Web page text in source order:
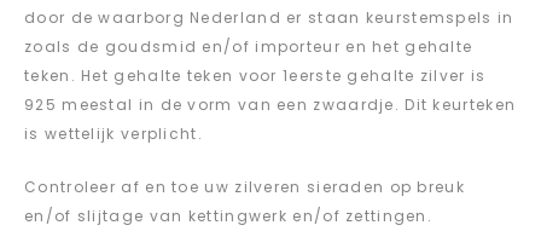
door de waarborg Nederland er staan keurstemspels in
zoals de goudsmid en/of importeur en het gehalte
teken. Het gehalte teken voor 1eerste gehalte zilver is
925 meestal in de vorm van een zwaardje. Dit keurteken
is wettelijk verplicht.
Controleer af en toe uw zilveren sieraden op breuk
en/of slijtage van kettingwerk en/of zettingen.